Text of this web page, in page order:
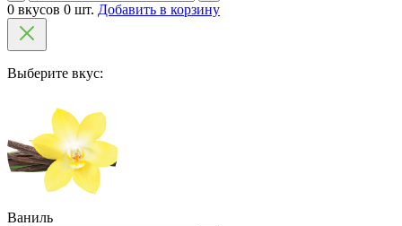
0 вкусов 0 шт. Добавить в корзину
Выберите вкус:
Ваниль